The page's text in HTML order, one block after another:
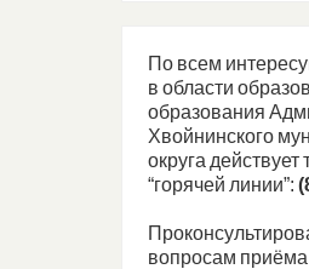
По всем
в области
образования
Хвойнинского
округа действует
“горячей линии”:
вопросам